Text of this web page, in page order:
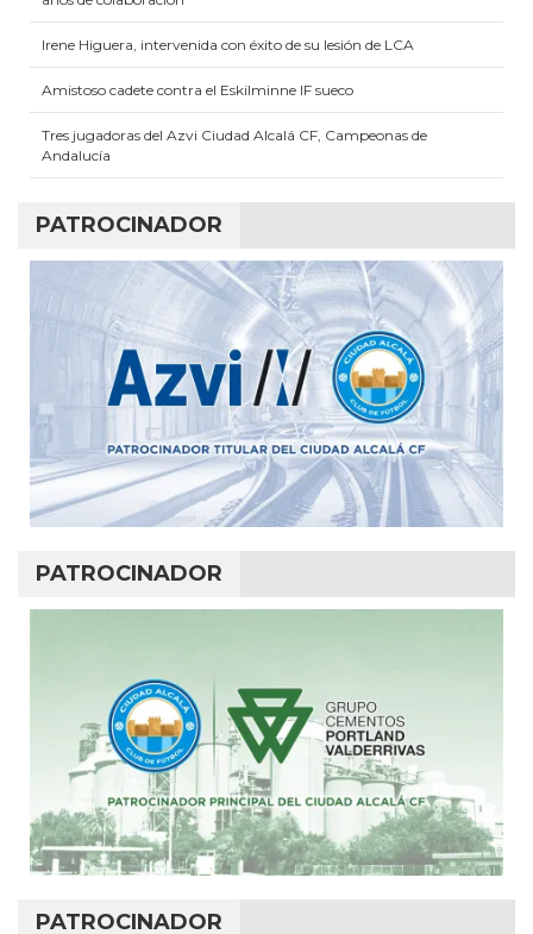
Irene Higuera, intervenida con éxito de su lesión de LCA
Amistoso cadete contra el Eskilminne IF sueco
Tres jugadoras del Azvi Ciudad Alcalá CF, Campeonas de
Andalucía
PATROCINADOR
PATROCINADOR
PATROCINADOR